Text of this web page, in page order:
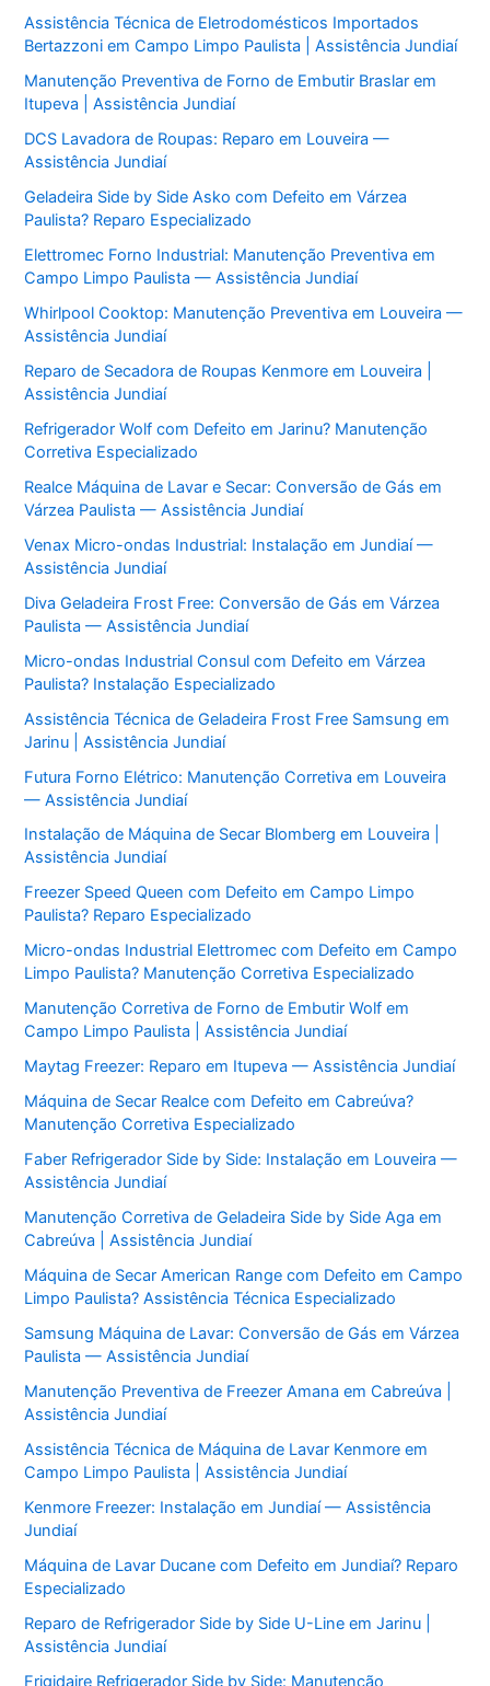
Assistência Técnica de Eletrodomésticos Importados
Bertazzoni em Campo Limpo Paulista | Assistência Jundiaí
Manutenção Preventiva de Forno de Embutir Braslar em
Itupeva | Assistência Jundiaí
DCS Lavadora de Roupas: Reparo em Louveira —
Assistência Jundiaí
Geladeira Side by Side Asko com Defeito em Várzea
Paulista? Reparo Especializado
Elettromec Forno Industrial: Manutenção Preventiva em
Campo Limpo Paulista — Assistência Jundiaí
Whirlpool Cooktop: Manutenção Preventiva em Louveira —
Assistência Jundiaí
Reparo de Secadora de Roupas Kenmore em Louveira |
Assistência Jundiaí
Refrigerador Wolf com Defeito em Jarinu? Manutenção
Corretiva Especializado
Realce Máquina de Lavar e Secar: Conversão de Gás em
Várzea Paulista — Assistência Jundiaí
Venax Micro-ondas Industrial: Instalação em Jundiaí —
Assistência Jundiaí
Diva Geladeira Frost Free: Conversão de Gás em Várzea
Paulista — Assistência Jundiaí
Micro-ondas Industrial Consul com Defeito em Várzea
Paulista? Instalação Especializado
Assistência Técnica de Geladeira Frost Free Samsung em
Jarinu | Assistência Jundiaí
Futura Forno Elétrico: Manutenção Corretiva em Louveira
— Assistência Jundiaí
Instalação de Máquina de Secar Blomberg em Louveira |
Assistência Jundiaí
Freezer Speed Queen com Defeito em Campo Limpo
Paulista? Reparo Especializado
Micro-ondas Industrial Elettromec com Defeito em Campo
Limpo Paulista? Manutenção Corretiva Especializado
Manutenção Corretiva de Forno de Embutir Wolf em
Campo Limpo Paulista | Assistência Jundiaí
Maytag Freezer: Reparo em Itupeva — Assistência Jundiaí
Máquina de Secar Realce com Defeito em Cabreúva?
Manutenção Corretiva Especializado
Faber Refrigerador Side by Side: Instalação em Louveira —
Assistência Jundiaí
Manutenção Corretiva de Geladeira Side by Side Aga em
Cabreúva | Assistência Jundiaí
Máquina de Secar American Range com Defeito em Campo
Limpo Paulista? Assistência Técnica Especializado
Samsung Máquina de Lavar: Conversão de Gás em Várzea
Paulista — Assistência Jundiaí
Manutenção Preventiva de Freezer Amana em Cabreúva |
Assistência Jundiaí
Assistência Técnica de Máquina de Lavar Kenmore em
Campo Limpo Paulista | Assistência Jundiaí
Kenmore Freezer: Instalação em Jundiaí — Assistência
Jundiaí
Máquina de Lavar Ducane com Defeito em Jundiaí? Reparo
Especializado
Reparo de Refrigerador Side by Side U-Line em Jarinu |
Assistência Jundiaí
Frigidaire Refrigerador Side by Side: Manutenção